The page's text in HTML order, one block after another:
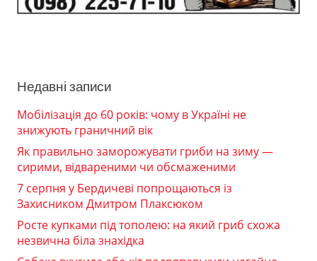
Недавні записи
Мобілізація до 60 років: чому в Україні не
знижують граничний вік
Як правильно заморожувати гриби на зиму —
сирими, відвареними чи обсмаженими
7 серпня у Бердичеві попрощаються із
Захисником Дмитром Плаксюком
Росте купками під тополею: на який гриб схожа
незвична біла знахідка